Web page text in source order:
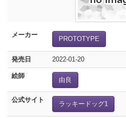
メーカー
PROTOTYPE
発売日 2022-01-20
絵師
由良
公式サイト
ラッキードッグ1